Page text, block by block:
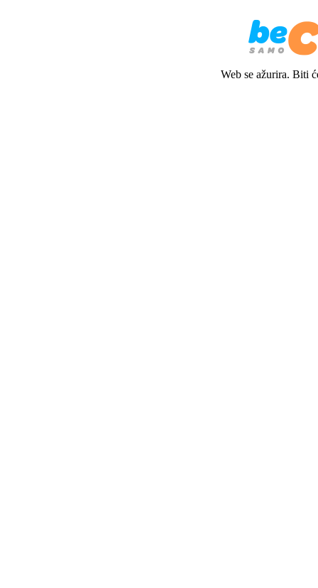
Web se ažurira. Biti